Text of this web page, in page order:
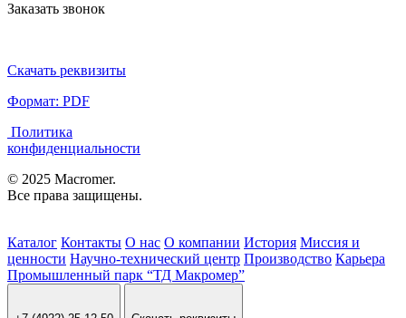
Заказать звонок
Скачать реквизиты
Формат: PDF
Политика
конфиденциальности
© 2025 Macromer.
Все права защищены.
Каталог Контакты О нас О компании История Миссия и
ценности Научно-технический центр Производство Карьера
Промышленный парк “ТД Макромер”